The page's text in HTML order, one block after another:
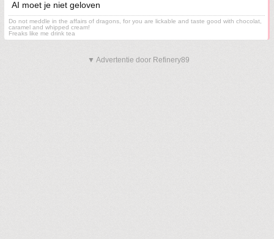
AI moet je niet geloven
Do not meddle in the affairs of dragons, for you are lickable and taste good with chocolat,
caramel and whipped cream!
Freaks like me drink tea
▼ Advertentie door Refinery89